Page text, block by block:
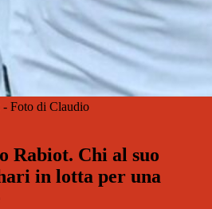
- Foto di Claudio
Rabiot. Chi al suo
in lotta per una